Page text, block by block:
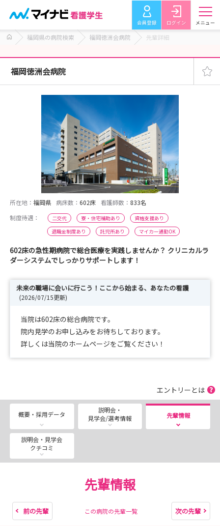
会員登録 ログイン メニュー
福岡県の病院検索 福岡徳洲会病院 先輩詳細
福岡徳洲会病院
所在地： 福岡県 病床数： 602床 看護師数： 833名
制度待遇：
二交代 寮・住宅補助あり
資格支援あり
退職金制度あり
託児所あり マイカー通勤OK
602床の急性期病院で総合医療を実践しませんか？ クリニカルラ
ダーシステムでしっかりサポートします！
未来の職場に会いに行こう！ここから始まる、あなたの看護
(2026/07/15更新)
当院は602床の総合病院です。
院内見学のお申し込みをお待ちしております。
詳しくは当院のホームページをご覧ください！
エントリーとは
概要・採用データ
説明会・
見学会/選考情報
先輩情報
説明会・見学会
クチコミ
先輩情報
前の先輩 この病院の先輩一覧 次の先輩